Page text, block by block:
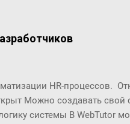
HR-процессов.
Можно создавать
системы В WebTutor